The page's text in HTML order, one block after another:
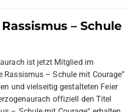
– Schule
ist jetzt Mitglied im
Rassismus – Schule mit Courage”
und vielseitig gestalteten Feier
offiziell den Titel